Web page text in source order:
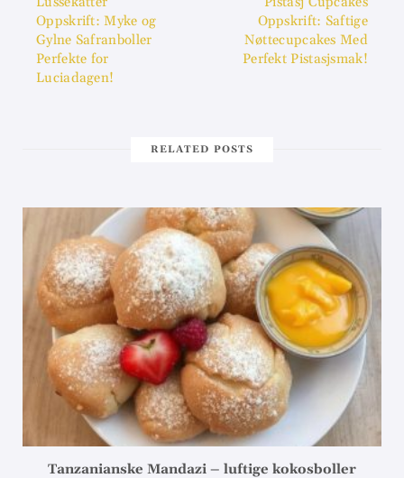
Oppskrift: Myke og
Gylne Safranboller
Perfekte for
Luciadagen!
Oppskrift: Saftige
Nøttecupcakes Med
Perfekt Pistasjsmak!
RELATED POSTS
Tanzanianske Mandazi – luftige kokosboller